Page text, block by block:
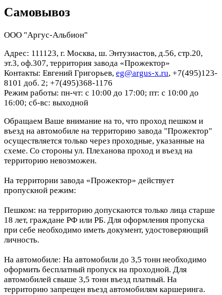
Самовывоз
ООО "Аргус-Альбион"
Адрес: 111123, г. Москва, ш. Энтузиастов, д.56, стр.20,
эт.3, оф.307, территория завода «Прожектор»
Контакты: Евгений Григорьев, eg@argus-x.ru, +7(495)123-
8101 доб. 2; +7(495)368-1176
Режим работы: пн-чт: с 10:00 до 17:00; пт: с 10:00 до
16:00; сб-вс: выходной
Обращаем Ваше внимание на то, что проход пешком и
въезд на автомобиле на территорию завода "Прожектор"
осуществляется только через проходные, указанные на
схеме. Со стороны ул. Плеханова проход и въезд на
территорию невозможен.
На территории завода «Прожектор» действует
пропускной режим:
Пешком: на территорию допускаются только лица старше
18 лет, граждане РФ или РБ. Для оформления пропуска
при себе необходимо иметь документ, удостоверяющий
личность.
На автомобиле: На автомобили до 3,5 тонн необходимо
оформить бесплатный пропуск на проходной. Для
автомобилей свыше 3,5 тонн въезд платный. На
территорию запрещен въезд автомобилям каршеринга.